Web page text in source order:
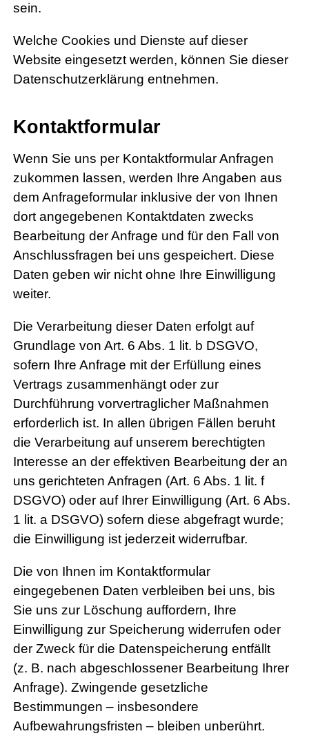
sein.
Welche Cookies und Dienste auf dieser
Website eingesetzt werden, können Sie dieser
Datenschutzerklärung entnehmen.
Kontaktformular
Wenn Sie uns per Kontaktformular Anfragen
zukommen lassen, werden Ihre Angaben aus
dem Anfrageformular inklusive der von Ihnen
dort angegebenen Kontaktdaten zwecks
Bearbeitung der Anfrage und für den Fall von
Anschlussfragen bei uns gespeichert. Diese
Daten geben wir nicht ohne Ihre Einwilligung
weiter.
Die Verarbeitung dieser Daten erfolgt auf
Grundlage von Art. 6 Abs. 1 lit. b DSGVO,
sofern Ihre Anfrage mit der Erfüllung eines
Vertrags zusammenhängt oder zur
Durchführung vorvertraglicher Maßnahmen
erforderlich ist. In allen übrigen Fällen beruht
die Verarbeitung auf unserem berechtigten
Interesse an der effektiven Bearbeitung der an
uns gerichteten Anfragen (Art. 6 Abs. 1 lit. f
DSGVO) oder auf Ihrer Einwilligung (Art. 6 Abs.
1 lit. a DSGVO) sofern diese abgefragt wurde;
die Einwilligung ist jederzeit widerrufbar.
Die von Ihnen im Kontaktformular
eingegebenen Daten verbleiben bei uns, bis
Sie uns zur Löschung auffordern, Ihre
Einwilligung zur Speicherung widerrufen oder
der Zweck für die Datenspeicherung entfällt
(z. B. nach abgeschlossener Bearbeitung Ihrer
Anfrage). Zwingende gesetzliche
Bestimmungen – insbesondere
Aufbewahrungsfristen – bleiben unberührt.